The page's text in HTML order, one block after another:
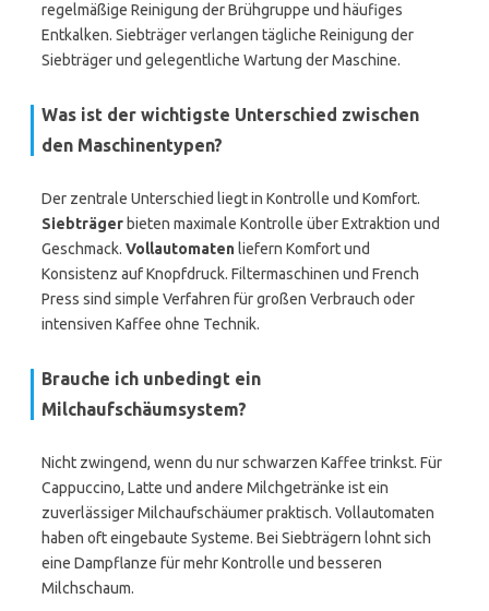
regelmäßige Reinigung der Brühgruppe und häufiges
Entkalken. Siebträger verlangen tägliche Reinigung der
Siebträger und gelegentliche Wartung der Maschine.
Was ist der wichtigste Unterschied zwischen
den Maschinentypen?
Der zentrale Unterschied liegt in Kontrolle und Komfort.
Siebträger bieten maximale Kontrolle über Extraktion und
Geschmack. Vollautomaten liefern Komfort und
Konsistenz auf Knopfdruck. Filtermaschinen und French
Press sind simple Verfahren für großen Verbrauch oder
intensiven Kaffee ohne Technik.
Brauche ich unbedingt ein
Milchaufschäumsystem?
Nicht zwingend, wenn du nur schwarzen Kaffee trinkst. Für
Cappuccino, Latte und andere Milchgetränke ist ein
zuverlässiger Milchaufschäumer praktisch. Vollautomaten
haben oft eingebaute Systeme. Bei Siebträgern lohnt sich
eine Dampflanze für mehr Kontrolle und besseren
Milchschaum.